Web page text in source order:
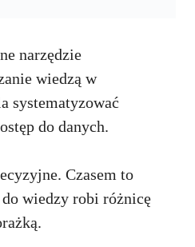
narzędzie
wiedzą w
systematyzować
do danych.
Czasem to
do wiedzy robi różnicę